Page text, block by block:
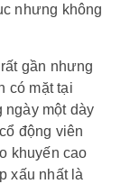
nhưng không
gần nhưng
có mặt tại
ngày một dày
động viên
khuyến cao
xấu nhất là